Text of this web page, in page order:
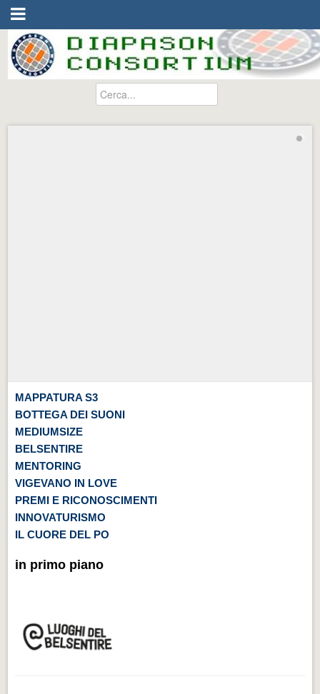
MAPPATURA S3
BOTTEGA DEI SUONI
MEDIUMSIZE
BELSENTIRE
MENTORING
VIGEVANO IN LOVE
PREMI E RICONOSCIMENTI
INNOVATURISMO
IL CUORE DEL PO
in primo piano